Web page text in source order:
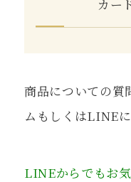
カー
商品についての質
ムもしくはLINE
LINEからでもお